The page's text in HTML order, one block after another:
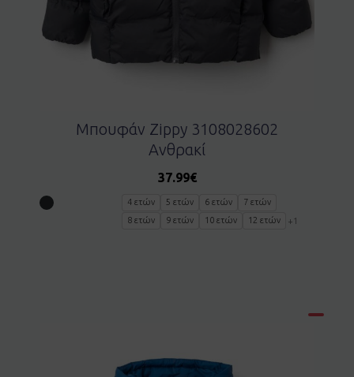
Μπουφάν Zippy 3108028602
Ανθρακί
37.99€
4 ετών 5 ετών 6 ετών
7 ετών
8 ετών
9 ετών 10 ετών 12 ετών +1